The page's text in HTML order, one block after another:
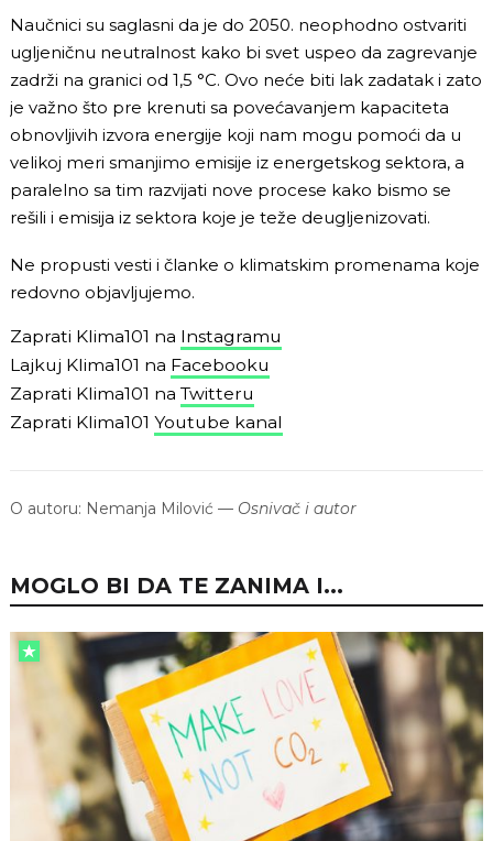
Naučnici su saglasni da je do 2050. neophodno ostvariti
ugljeničnu neutralnost kako bi svet uspeo da zagrevanje
zadrži na granici od 1,5 °C. Ovo neće biti lak zadatak i zato
je važno što pre krenuti sa povećavanjem kapaciteta
obnovljivih izvora energije koji nam mogu pomoći da u
velikoj meri smanjimo emisije iz energetskog sektora, a
paralelno sa tim razvijati nove procese kako bismo se
rešili i emisija iz sektora koje je teže deugljenizovati.
Ne propusti vesti i članke o klimatskim promenama koje
redovno objavljujemo.
Zaprati Klima101 na Instagramu
Lajkuj Klima101 na Facebooku
Zaprati Klima101 na Twitteru
Zaprati Klima101 Youtube kanal
O autoru: Nemanja Milović — Osnivač i autor
MOGLO BI DA TE ZANIMA I...